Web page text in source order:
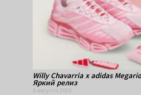
Willy Chavarria x adidas
Яркий релиз
6 августа 2026